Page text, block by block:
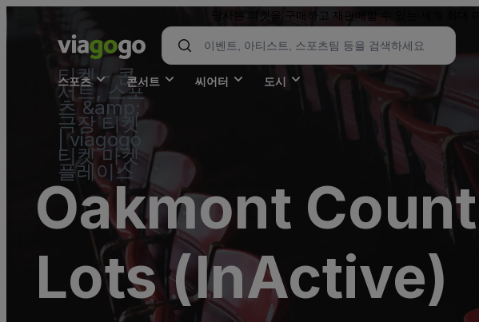
당사는 티켓을 구매하고 재판매할 수 있는 세계 최대
티켓 - 콘
서트, 스포
츠 &amp;
극장 티켓
| viagogo
티켓 마켓
플레이스
스포츠 콘서트 씨어터 도시
Oakmont
Lots (InActive)